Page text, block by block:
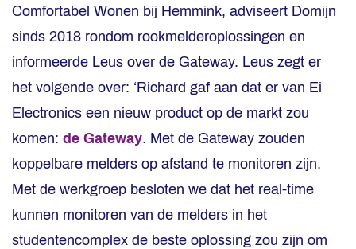
Comfortabel Wonen bij Hemmink, adviseert Domijn
sinds 2018 rondom rookmelderoplossingen en
informeerde Leus over de Gateway. Leus zegt er
het volgende over: ‘Richard gaf aan dat er van Ei
Electronics een nieuw product op de markt zou
komen: de Gateway. Met de Gateway zouden
koppelbare melders op afstand te monitoren zijn.
Met de werkgroep besloten we dat het real-time
kunnen monitoren van de melders in het
studentencomplex de beste oplossing zou zijn om